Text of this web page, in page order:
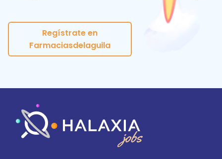
Regístrate en
Farmaciasdelaguila